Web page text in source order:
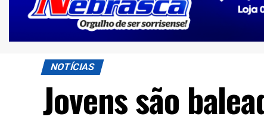
NOTÍCIAS
Jovens são